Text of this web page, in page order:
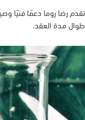
تقدم رضا روما دعمًا فنيًا
طوال مدة العقد.